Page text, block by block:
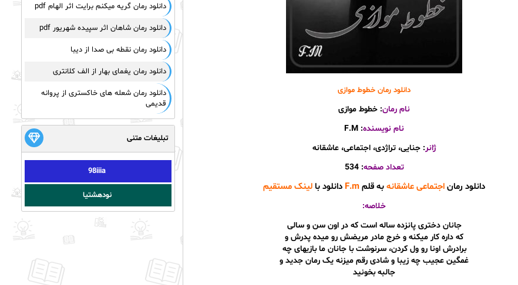
دانلود رمان خطوط موازی
نام رمان: خطوط موازی
نام نویسنده: F.M
ژانر: جنایی، تراژدی، اجتماعی، عاشقانه
تعداد صفحه: 534
دانلود رماناجتماعی عاشقانهبه قلمF.m دانلود با لینک مستقیم
خلاصه:
جانان دختری پانزده ساله است که در اون سن و سالی
که داره کار میکنه و خرج مادر مریضش رو میده پدرش و
برادرش اونا رو ول کردن، سرنوشت با جانان ما بازیهای چه
غمگین عجیب چه زیبا و شادی رقم میزنه یک رمان جدید و
جالبه بخونید
دانلود رمان گریه میکنم برایت اثر الهام pdf
دانلود رمان شاهان اثر سپیده شهریور pdf
دانلود رمان نقطه بی صدا از دیبا
دانلود رمان یغمای بهار از الف کلانتری
دانلود رمان شعله های خاکستری از پروانه
قدیمی
تبلیغات متنی
98iiia
نودهشتیا